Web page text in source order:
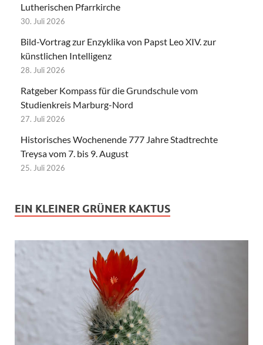
Lutherischen Pfarrkirche
30. Juli 2026
Bild-Vortrag zur Enzyklika von Papst Leo XIV. zur
künstlichen Intelligenz
28. Juli 2026
Ratgeber Kompass für die Grundschule vom
Studienkreis Marburg-Nord
27. Juli 2026
Historisches Wochenende 777 Jahre Stadtrechte
Treysa vom 7. bis 9. August
25. Juli 2026
EIN KLEINER GRÜNER KAKTUS